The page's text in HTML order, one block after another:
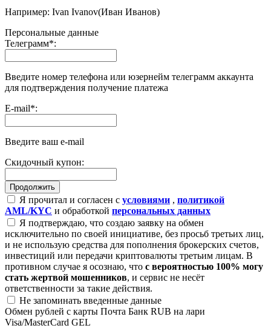
Например: Ivan Ivanov(Иван Иванов)
Персональные данные
Телеграмм*:
Введите номер телефона или юзернейм телеграмм аккаунта
для подтверждения получение платежа
E-mail*:
Введите ваш e-mail
Скидочный купон:
Я прочитал и согласен с условиями , политикой
AML/KYC и обработкой персональных данных
Я подтверждаю, что создаю заявку на обмен
исключительно по своей инициативе, без просьб третьих лиц,
и не использую средства для пополнения брокерских счетов,
инвестиций или передачи криптовалюты третьим лицам. В
противном случае я осознаю, что с вероятностью 100% могу
стать жертвой мошенников, и сервис не несёт
ответственности за такие действия.
Не запоминать введенные данные
Обмен рублей с карты Почта Банк RUB на лари
Visa/MasterCard GEL